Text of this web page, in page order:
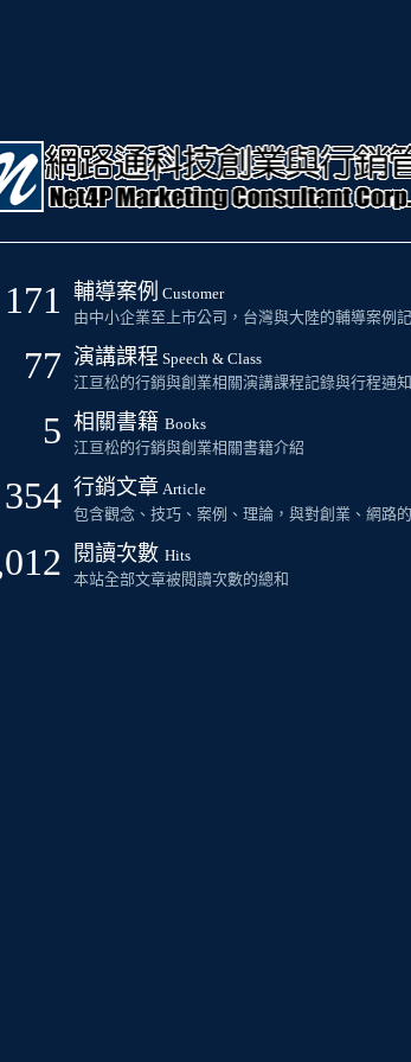
171 輔導案例 Customer
由中小企業至上市公司，台灣與大陸的輔導案例
77 演講課程 Speech & Class
江亘松的行銷與創業相關演講課程記錄與行程通知
5 相關書籍 Books
江亘松的行銷與創業相關書籍介紹
354 行銷文章 Article
包含觀念、技巧、案例、理論，與對創業、網路
閱讀次數 Hits
本站全部文章被閱讀次數的總和